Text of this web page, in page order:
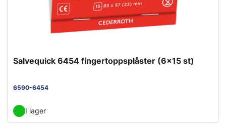
Salvequick 6454 fingertoppsplåster (6x15 st)
6590-6454
I lager